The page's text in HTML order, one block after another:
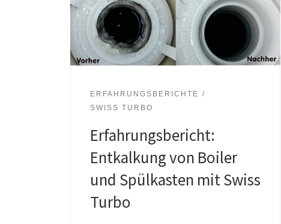
ERFAHRUNGSBERICHTE
SWISS TURBO
Erfahrungsbericht:
Entkalkung von Boiler
und Spülkasten mit Swiss
Turbo